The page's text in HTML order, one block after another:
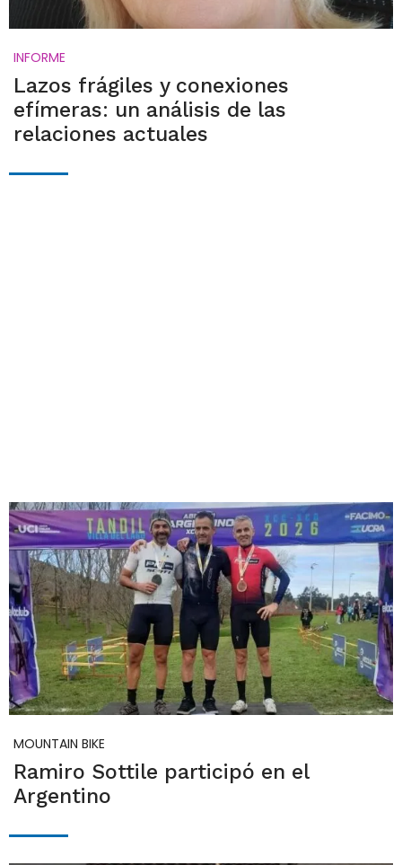
INFORME
Lazos frágiles y conexiones
efímeras: un análisis de las
relaciones actuales
MOUNTAIN BIKE
Ramiro Sottile participó en el
Argentino